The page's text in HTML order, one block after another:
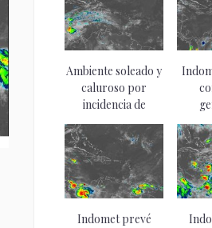
Ambiente soleado y
caluroso por
incidencia de
sistema...
Indomet prevé